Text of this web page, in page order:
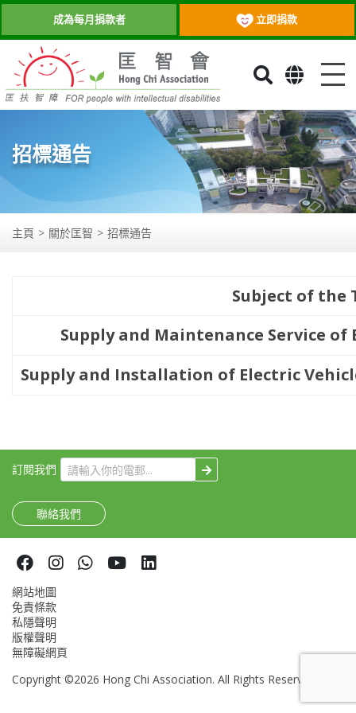
成為每月捐款者 立即捐款
目錄
招標通告
主頁 關於匡智 招標通告
Subject of the
Supply and Maintenance Service of
Supply and Installation of Electric
訂閱我們
聯絡我們
網站地圖
免責條款
私隱聲明
版權聲明
無障礙網頁
Copyright ©2026 Hong Chi Association. All Rights Reserved.